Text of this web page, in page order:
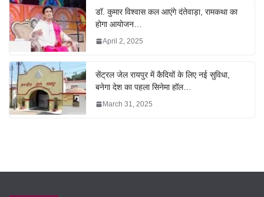
डॉ. कुमार विश्वास कल आएंगे दंतेवाड़ा, रामकथा का
होगा आयोजन…
April 2, 2025
सेंट्रल जेल रायपुर में कैदियों के लिए नई सुविधा,
बनेगा देश का पहला सिनेमा हॉल…
March 31, 2025